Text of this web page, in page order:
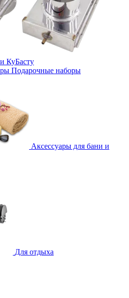
КуБасту
Подарочные наборы
Аксессуары для бани и
Для отдыха